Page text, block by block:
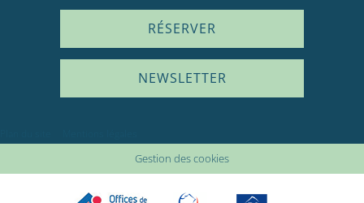
RÉSERVER
NEWSLETTER
Gestion des cookies